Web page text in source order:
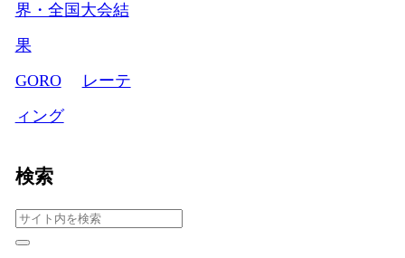
界・全国大会結
果
GORO
レーテ
ィング
検索